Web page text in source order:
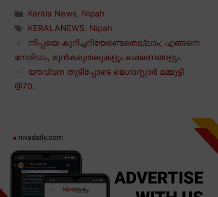
Categories
Kerala News, Nipah
Tags
KERALANEWS, Nipah
നിപ്പയെ കുറിച്ചറിയേണ്ടെതെല്ലാം; എങ്ങനെ
നേരിടാം, മുൻകരുതലുകളും ലക്ഷണങ്ങളും.
യൗവ്വന തുടിപ്പോടെ മെഗാസ്റ്റാർ മമ്മൂട്ടി
@70.